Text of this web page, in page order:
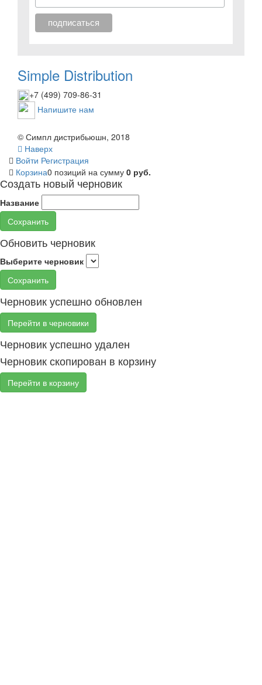
Simple Distribution
+7 (499) 709-86-31
Напишите нам
© Симпл дистрибьюшн, 2018
Наверх
Войти Регистрация
Корзина0 позиций на сумму 0 руб.
Создать новый черновик
Название
Сохранить
Обновить черновик
Выберите черновик
Сохранить
Черновик успешно обновлен
Перейти в черновики
Черновик успешно удален
Черновик скопирован в корзину
Перейти в корзину